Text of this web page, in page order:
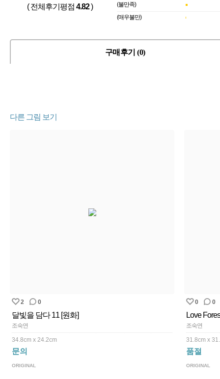
( 전체후기평점 4.82)
(불만족)
(매우불만)
구매후기 (0)
다른 그림 보기
2 0
달빛을 담다 11 [원화]
조숙연
34.8cm x 24.2cm
문의
ORIGINAL
0 0
Love
조숙연
31.8cm x
품절
ORIGINAL